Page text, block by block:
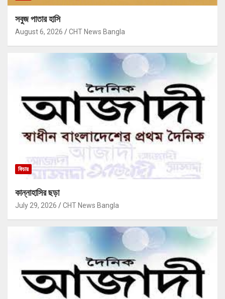
সবুজ পাতার হাসি
August 6, 2026 CHT News Bangla
ফিচার
কান্নাহাসির ছড়া
July 29, 2026 CHT News Bangla